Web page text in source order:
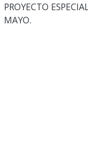
PROYECTO
MAYO.